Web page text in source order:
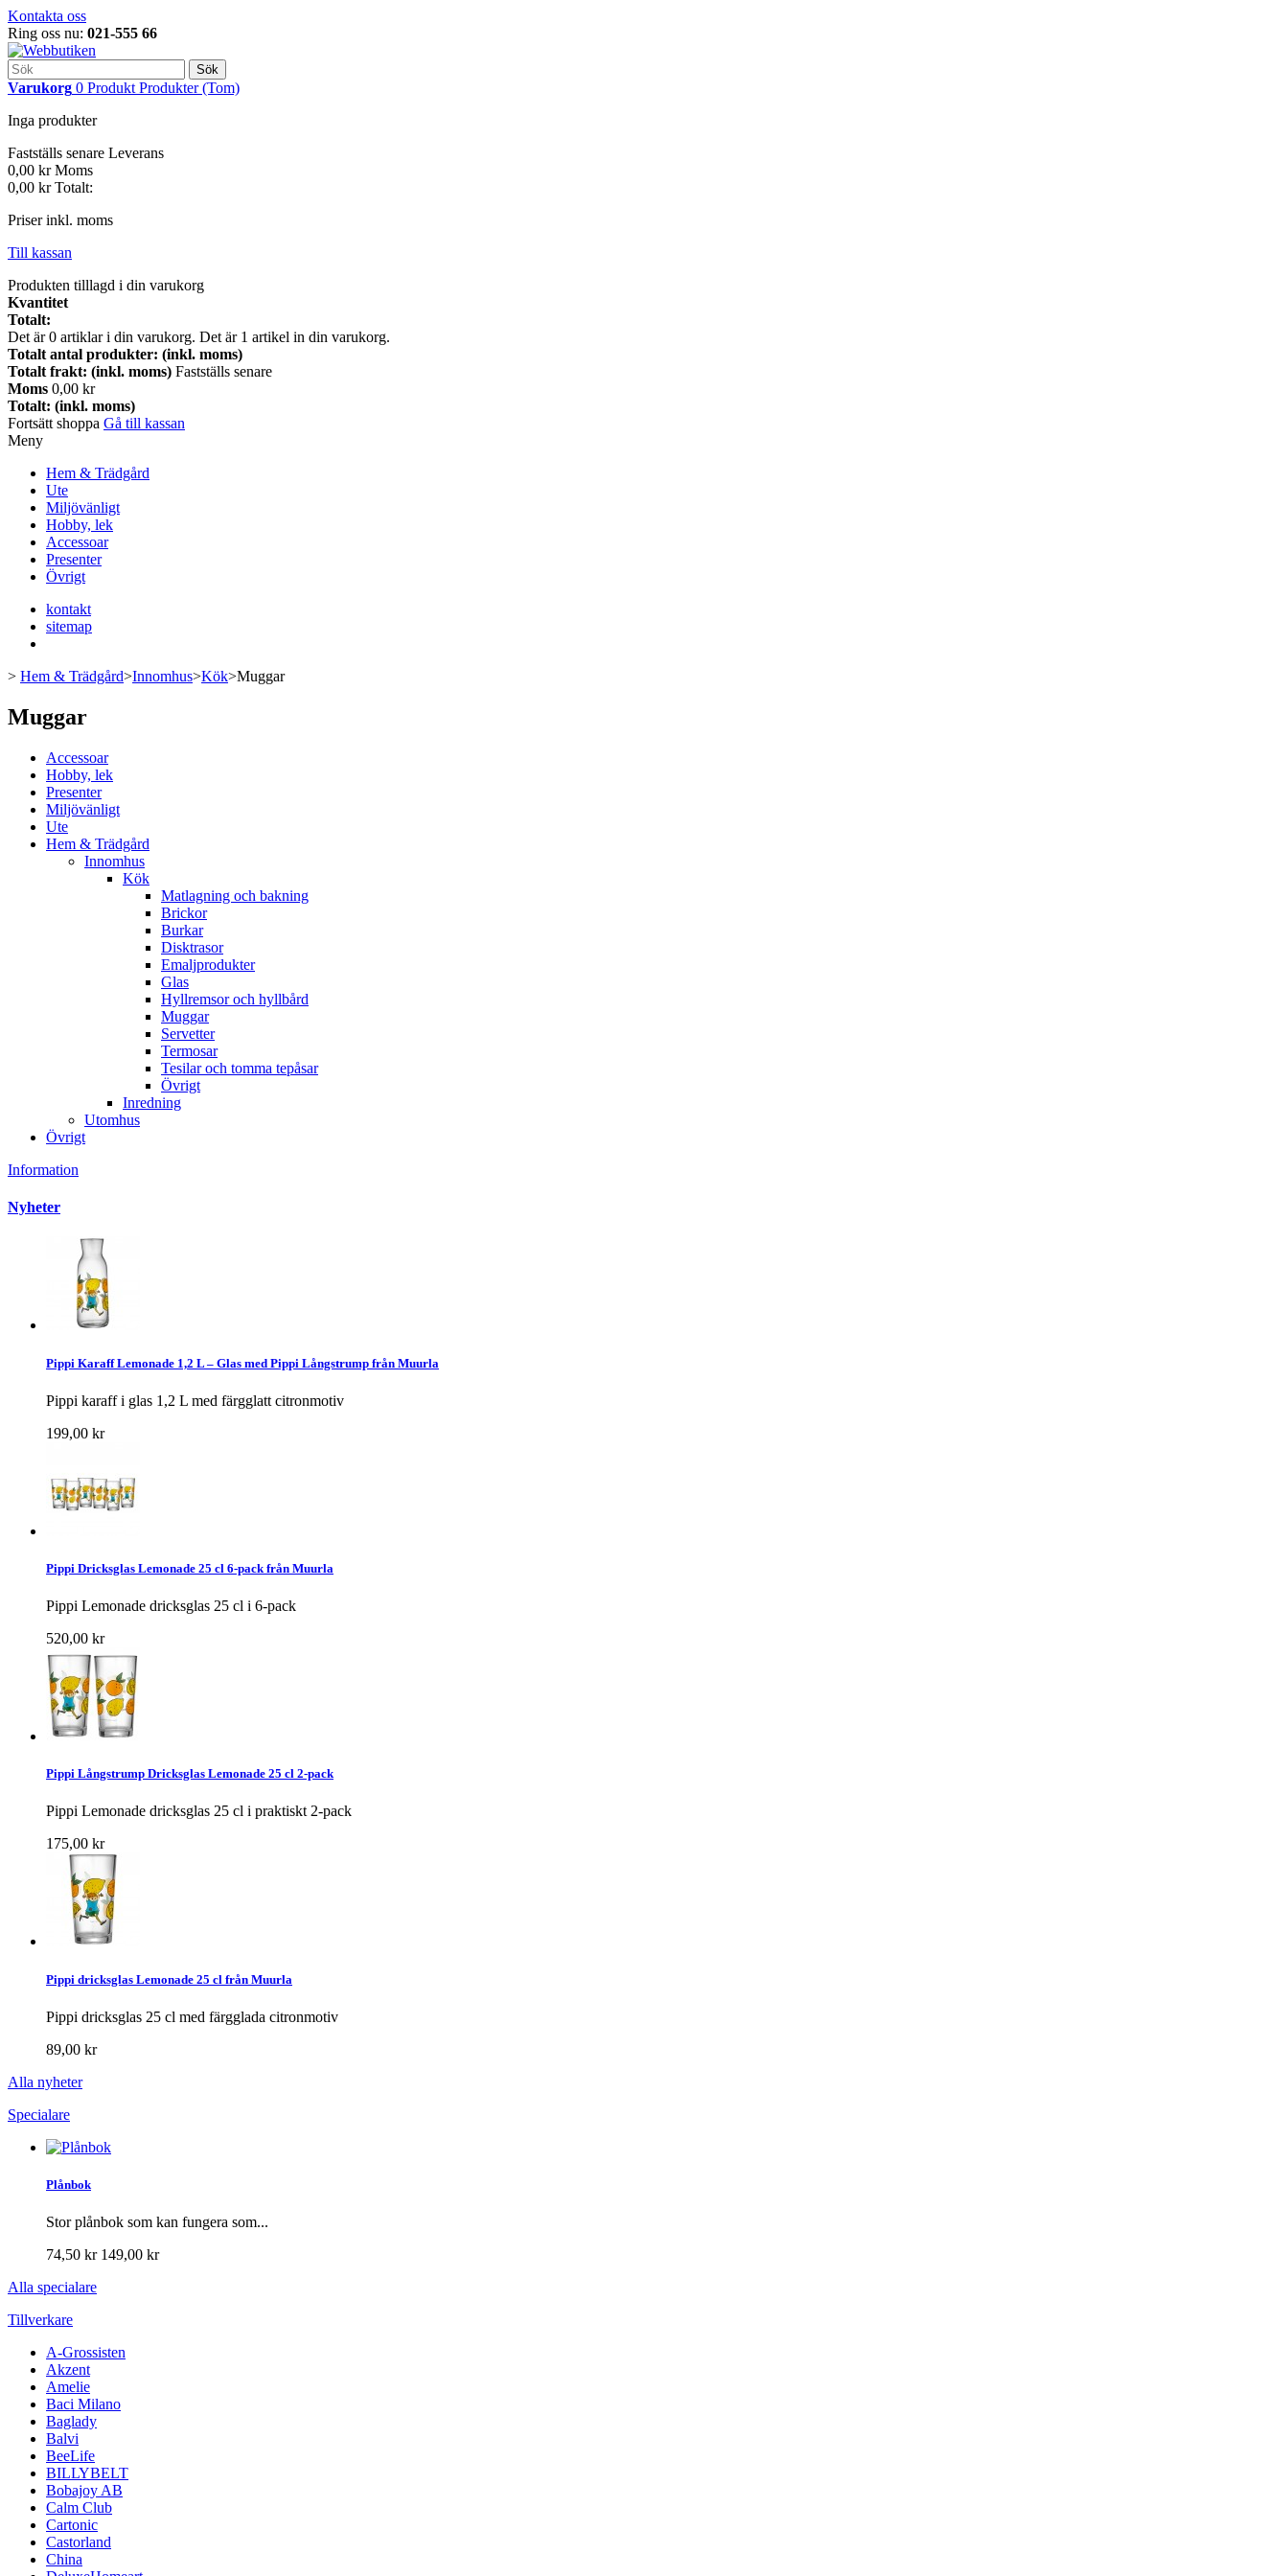
Kontakta oss
Ring oss nu: 021-555 66
Sök
Varukorg 0 Produkt Produkter (Tom)
Inga produkter
Fastställs senare Leverans
0,00 kr Moms
0,00 kr Totalt:
Priser inkl. moms
Till kassan
Produkten tilllagd i din varukorg
Kvantitet
Totalt:
Det är0 artiklar i din varukorg. Det är 1 artikel in din varukorg.
Totalt antal produkter: (inkl. moms)
Totalt frakt: (inkl. moms) Fastställs senare
Moms 0,00 kr
Totalt: (inkl. moms)
Fortsätt shoppa Gå till kassan
Meny
Hem & Trädgård
Ute
Miljövänligt
Hobby, lek
Accessoar
Presenter
Övrigt
kontakt
sitemap
> Hem & Trädgård>Innomhus>Kök>Muggar
Muggar
Accessoar
Hobby, lek
Presenter
Miljövänligt
Ute
Hem & Trädgård
Innomhus
Kök
Matlagning och bakning
Brickor
Burkar
Disktrasor
Emaljprodukter
Glas
Hyllremsor och hyllbård
Muggar
Servetter
Termosar
Tesilar och tomma tepåsar
Övrigt
Inredning
Utomhus
Övrigt
Information
Nyheter
Pippi Karaff Lemonade 1,2 L – Glas med Pippi Långstrump från Muurla
Pippi karaff i glas 1,2 L med färgglatt citronmotiv
199,00 kr
Pippi Dricksglas Lemonade 25 cl 6-pack från Muurla
Pippi Lemonade dricksglas 25 cl i 6-pack
520,00 kr
Pippi Långstrump Dricksglas Lemonade 25 cl 2-pack
Pippi Lemonade dricksglas 25 cl i praktiskt 2-pack
175,00 kr
Pippi dricksglas Lemonade 25 cl från Muurla
Pippi dricksglas 25 cl med färgglada citronmotiv
89,00 kr
Alla nyheter
Specialare
Plånbok
Stor plånbok som kan fungera som...
74,50 kr 149,00 kr
Alla specialare
Tillverkare
A-Grossisten
Akzent
Amelie
Baci Milano
Baglady
Balvi
BeeLife
BILLYBELT
Bobajoy AB
Calm Club
Cartonic
Castorland
China